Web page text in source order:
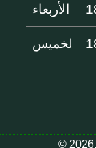
الأربعاء
لخميس
©